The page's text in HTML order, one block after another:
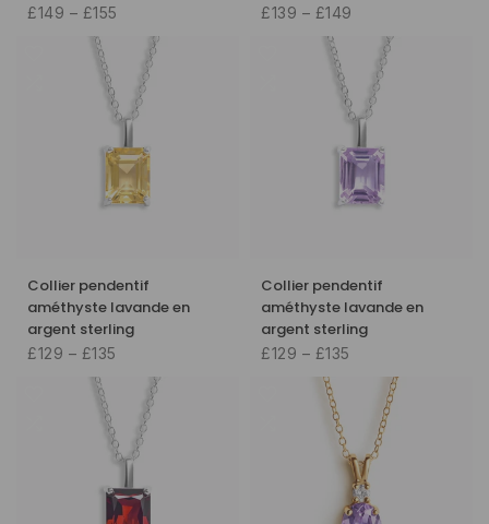
£149 – £155 £139 – £149
Collier pendentif
améthyste lavande en
argent sterling
£129 – £135
Collier pendentif
améthyste lavande en
argent sterling
£129 – £135